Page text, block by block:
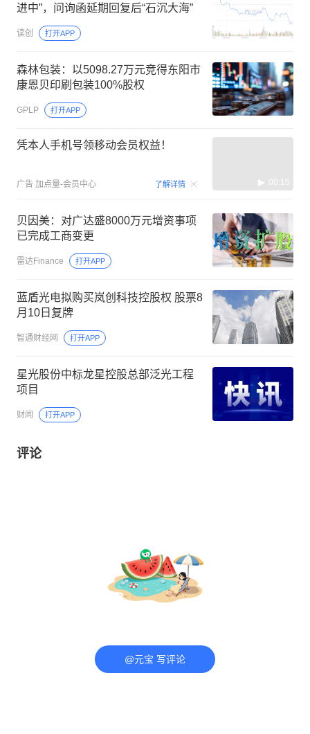
进中”，问询函延期回复后“石沉大海”
读创 打开APP
森林包装：以5098.27万元竞得东阳市
康恩贝印刷包装100%股权
GPLP 打开APP
凭本人手机号领移动会员权益！
广告 加点量-会员中心 了解详情 00:15
贝因美：对广达盛8000万元增资事项
已完成工商变更
雷达Finance 打开APP
蓝盾光电拟购买岚创科技控股权 股票8
月10日复牌
智通财经网 打开APP
星光股份中标龙星控股总部泛光工程
项目
财闻 打开APP
评论
@元宝 写评论